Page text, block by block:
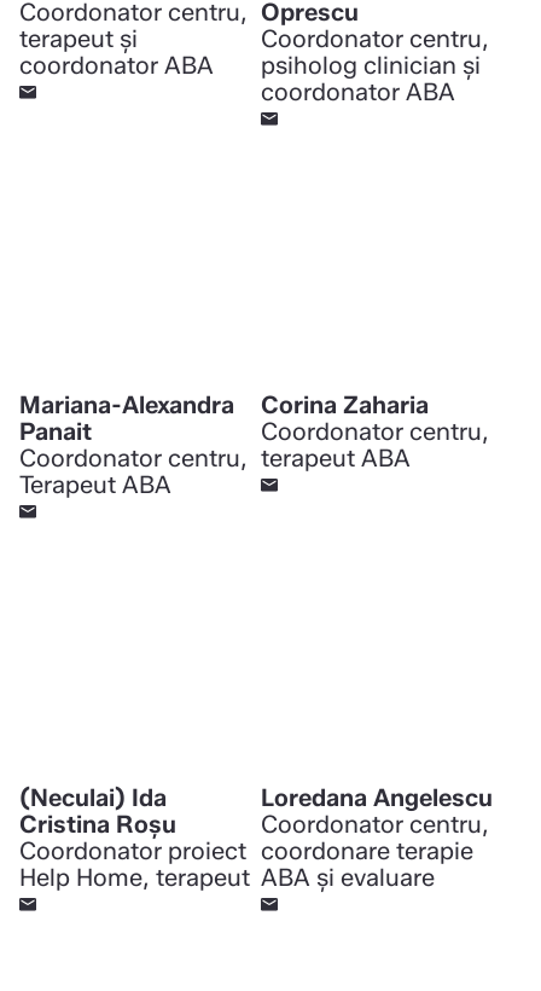
Coordonator centru,
terapeut și
coordonator ABA
Oprescu
Coordonator centru,
psiholog clinician și
coordonator ABA
Mariana-Alexandra
Panait
Coordonator centru,
Terapeut ABA
Corina Zaharia
Coordonator centru,
terapeut ABA
(Neculai) Ida
Cristina Roșu
Coordonator proiect
Help Home, terapeut
Loredana Angelescu
Coordonator centru,
coordonare terapie
ABA și evaluare